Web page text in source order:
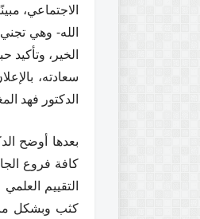
الاجتماعي،
الله- وهي
الخير،
سعادته،
الدكتور فهد
كافة فروع
التقييم
كثب وبشكل